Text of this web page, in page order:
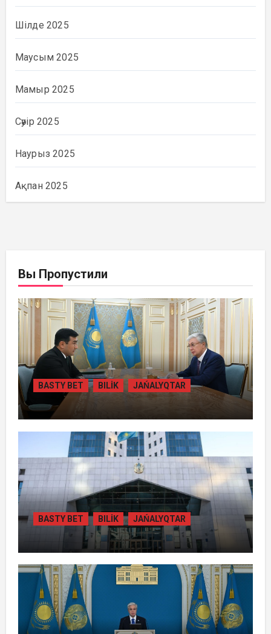
Шілде 2025
Маусым 2025
Мамыр 2025
Сәуір 2025
Наурыз 2025
Ақпан 2025
Вы Пропустили
BASTY BET BILİK JAŃALYQTAR
ПРЕЗИДЕНТ «БӘЙТЕРЕК» ХОЛДИНГІНІҢ
БАСШЫСЫН ҚАБЫЛДАДЫ
BASTY BET BILİK JAŃALYQTAR
ЖАМБЫЛ ОБЛЫСЫНДА
ҚАЙТАРЫЛҒАН АКТИВТЕР ЕСЕБІНЕН
84 МЫҢ ТҰРҒЫН ТҰРАҚТЫ ГАЗБЕН
ҚАМТЫЛАДЫ